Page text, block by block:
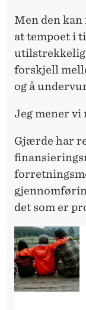
Men den kan
at tempoet i
forskjell
og å
Jeg mener vi
Gjærde har
det som er